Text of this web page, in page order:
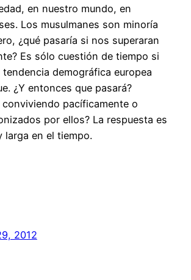
en nuestro mundo, en
Los musulmanes son minoría
¿qué pasaría si nos superaran
Es sólo cuestión de tiempo si
demográfica europea
¿Y entonces que pasará?
conviviendo pacíficamente o
por ellos? La respuesta es
larga en el tiempo.
2012